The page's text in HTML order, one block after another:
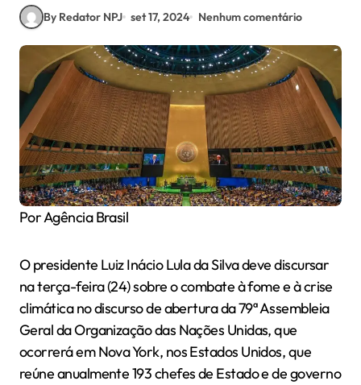
By Redator NPJ set 17, 2024 Nenhum comentário
Por Agência Brasil
O presidente Luiz Inácio Lula da Silva deve discursar
na terça-feira (24) sobre o combate à fome e à crise
climática no discurso de abertura da 79ª Assembleia
Geral da Organização das Nações Unidas, que
ocorrerá em Nova York, nos Estados Unidos, que
reúne anualmente 193 chefes de Estado e de governo